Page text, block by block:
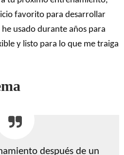
favorito para desarrollar
usado durante años para
y listo para lo que me traiga
después de un